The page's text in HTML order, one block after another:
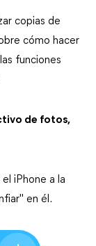
copias de
cómo hacer
funciones
de fotos,
iPhone a la
en él.